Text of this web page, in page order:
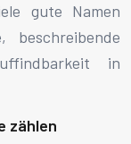
gute Namen
in
zählen